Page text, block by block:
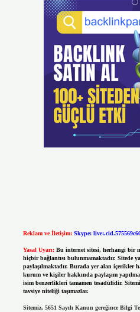
Reklam ve İletişim: Skype:
Yasal Uyarı: Bu internet sitesi, herhangi bir
hiçbir bağlantısı bulunmamaktadır. Sitede
paylaşılmaktadır. Burada yer alan içerikler
kurum ve kişiler hakkında paylaşım
isim benzerlikleri tamamen tesadüfidir.
tavsiye niteliği taşımazlar.
Sitemiz, 5651 Sayılı Kanun gereğince